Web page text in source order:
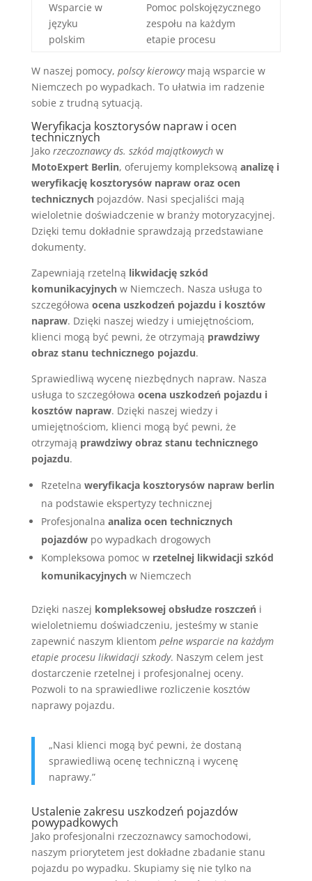
Wsparcie w
języku
polskim
Pomoc polskojęzycznego
zespołu na każdym
etapie procesu
W naszej pomocy, polscy kierowcymają wsparcie w
Niemczech po wypadkach. To ułatwia im radzenie
sobie z trudną sytuacją.
Weryfikacja kosztorysów napraw i ocen
technicznych
Jako rzeczoznawcy ds. szkód majątkowychw
MotoExpert Berlin, oferujemy kompleksową analizę i
weryfikację kosztorysów napraw oraz ocen
technicznychpojazdów. Nasi specjaliści mają
wieloletnie doświadczenie w branży motoryzacyjnej.
Dzięki temu dokładnie sprawdzają przedstawiane
dokumenty.
Zapewniają rzetelną likwidację szkód
komunikacyjnychw Niemczech. Nasza usługa to
szczegółowa ocena uszkodzeń pojazdu i kosztów
napraw. Dzięki naszej wiedzy i umiejętnościom,
klienci mogą być pewni, że otrzymają prawdziwy
obraz stanu technicznego pojazdu.
Sprawiedliwą wycenę niezbędnych napraw. Nasza
usługa to szczegółowa ocena uszkodzeń pojazdu i
kosztów napraw. Dzięki naszej wiedzy i
umiejętnościom, klienci mogą być pewni, że
otrzymają prawdziwy obraz stanu technicznego
pojazdu.
Rzetelna weryfikacja kosztorysów napraw berlin
na podstawie ekspertyzy technicznej
Profesjonalna analiza ocen technicznych
pojazdówpo wypadkach drogowych
Kompleksowa pomoc w rzetelnej likwidacji szkód
komunikacyjnychw Niemczech
Dzięki naszej kompleksowej obsłudze roszczeńi
wieloletniemu doświadczeniu, jesteśmy w stanie
zapewnić naszym klientom pełne wsparcie na każdym
etapie procesu likwidacji szkody. Naszym celem jest
dostarczenie rzetelnej i profesjonalnej oceny.
Pozwoli to na sprawiedliwe rozliczenie kosztów
naprawy pojazdu.
„Nasi klienci mogą być pewni, że dostaną
sprawiedliwą ocenę techniczną i wycenę
naprawy.”
Ustalenie zakresu uszkodzeń pojazdów
powypadkowych
Jako profesjonalni rzeczoznawcy samochodowi,
naszym priorytetem jest dokładne zbadanie stanu
pojazdu po wypadku. Skupiamy się nie tylko na